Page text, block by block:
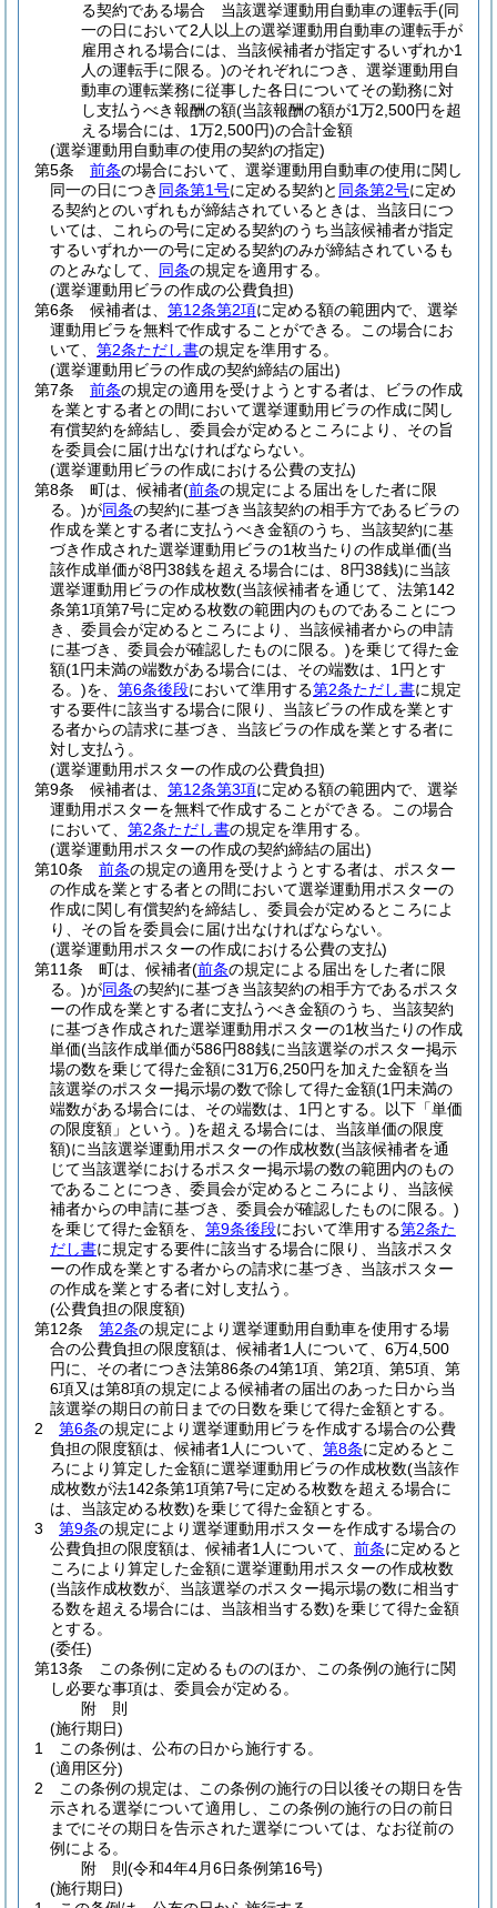
る契約である場合 当該選挙運動用自動車の運転手(同
一の日において2人以上の選挙運動用自動車の運転手が
雇用される場合には、当該候補者が指定するいずれか1
人の運転手に限る。)のそれぞれにつき、選挙運動用自
動車の運転業務に従事した各日についてその勤務に対
し支払うべき報酬の額(当該報酬の額が1万2,500円を超
える場合には、1万2,500円)の合計金額
(選挙運動用自動車の使用の契約の指定)
第5条
前条の場合において、選挙運動用自動車の使用に関し
同一の日につき 同条第1号に定める契約と 同条第2号に定め
る契約とのいずれもが締結されているときは、当該日につ
いては、これらの号に定める契約のうち当該候補者が指定
するいずれか一の号に定める契約のみが締結されているも
のとみなして、 同条の規定を適用する。
(選挙運動用ビラの作成の公費負担)
第6条
候補者は、 第12条第2項に定める額の範囲内で、選挙
運動用ビラを無料で作成することができる。
この場合にお
いて、 第2条ただし書の規定を準用する。
(選挙運動用ビラの作成の契約締結の届出)
第7条
前条の規定の適用を受けようとする者は、ビラの作成
を業とする者との間において選挙運動用ビラの作成に関し
有償契約を締結し、委員会が定めるところにより、その旨
を委員会に届け出なければならない。
(選挙運動用ビラの作成における公費の支払)
第8条
町は、候補者(前条の規定による届出をした者に限
る。)が同条の契約に基づき当該契約の相手方であるビラの
作成を業とする者に支払うべき金額のうち、当該契約に基
づき作成された選挙運動用ビラの1枚当たりの作成単価(当
該作成単価が8円38銭を超える場合には、8円38銭)に当該
選挙運動用ビラの作成枚数(当該候補者を通じて、法第142
条第1項第7号に定める枚数の範囲内のものであることにつ
き、委員会が定めるところにより、当該候補者からの申請
に基づき、委員会が確認したものに限る。)を乗じて得た金
額(1円未満の端数がある場合には、その端数は、1円とす
る。)を、 第6条後段において準用する第2条ただし書に規定
する要件に該当する場合に限り、当該ビラの作成を業とす
る者からの請求に基づき、当該ビラの作成を業とする者に
対し支払う。
(選挙運動用ポスターの作成の公費負担)
第9条
候補者は、 第12条第3項に定める額の範囲内で、選挙
運動用ポスターを無料で作成することができる。
この場合
において、 第2条ただし書の規定を準用する。
(選挙運動用ポスターの作成の契約締結の届出)
第10条
前条の規定の適用を受けようとする者は、ポスター
の作成を業とする者との間において選挙運動用ポスターの
作成に関し有償契約を締結し、委員会が定めるところによ
り、その旨を委員会に届け出なければならない。
(選挙運動用ポスターの作成における公費の支払)
第11条
町は、候補者(前条の規定による届出をした者に限
る。)が同条の契約に基づき当該契約の相手方であるポスタ
ーの作成を業とする者に支払うべき金額のうち、当該契約
に基づき作成された選挙運動用ポスターの1枚当たりの作成
単価(当該作成単価が586円88銭に当該選挙のポスター掲示
場の数を乗じて得た金額に31万6,250円を加えた金額を当
該選挙のポスター掲示場の数で除して得た金額(1円未満の
端数がある場合には、その端数は、1円とする。以下「単価
の限度額」という。)を超える場合には、当該単価の限度
額)に当該選挙運動用ポスターの作成枚数(当該候補者を通
じて当該選挙におけるポスター掲示場の数の範囲内のもの
であることにつき、委員会が定めるところにより、当該候
補者からの申請に基づき、委員会が確認したものに限る。)
を乗じて得た金額を、 第9条後段において準用する第2条た
だし書に規定する要件に該当する場合に限り、当該ポスタ
ーの作成を業とする者からの請求に基づき、当該ポスター
の作成を業とする者に対し支払う。
(公費負担の限度額)
第12条
第2条の規定により選挙運動用自動車を使用する場
合の公費負担の限度額は、候補者1人について、6万4,500
円に、その者につき法第86条の4第1項、第2項、第5項、第
6項又は第8項の規定による候補者の届出のあった日から当
該選挙の期日の前日までの日数を乗じて得た金額とする。
2
第6条の規定により選挙運動用ビラを作成する場合の公費
負担の限度額は、候補者1人について、 第8条に定めるとこ
ろにより算定した金額に選挙運動用ビラの作成枚数(当該作
成枚数が法142条第1項第7号に定める枚数を超える場合に
は、当該定める枚数)を乗じて得た金額とする。
3
第9条の規定により選挙運動用ポスターを作成する場合の
公費負担の限度額は、候補者1人について、 前条に定めると
ころにより算定した金額に選挙運動用ポスターの作成枚数
(当該作成枚数が、当該選挙のポスター掲示場の数に相当す
る数を超える場合には、当該相当する数)を乗じて得た金額
とする。
(委任)
第13条
この条例に定めるもののほか、この条例の施行に関
し必要な事項は、委員会が定める。
附 則
(施行期日)
1
この条例は、公布の日から施行する。
(適用区分)
2
この条例の規定は、この条例の施行の日以後その期日を告
示される選挙について適用し、この条例の施行の日の前日
までにその期日を告示された選挙については、なお従前の
例による。
附 則(令和4年4月6日条例第16号)
(施行期日)